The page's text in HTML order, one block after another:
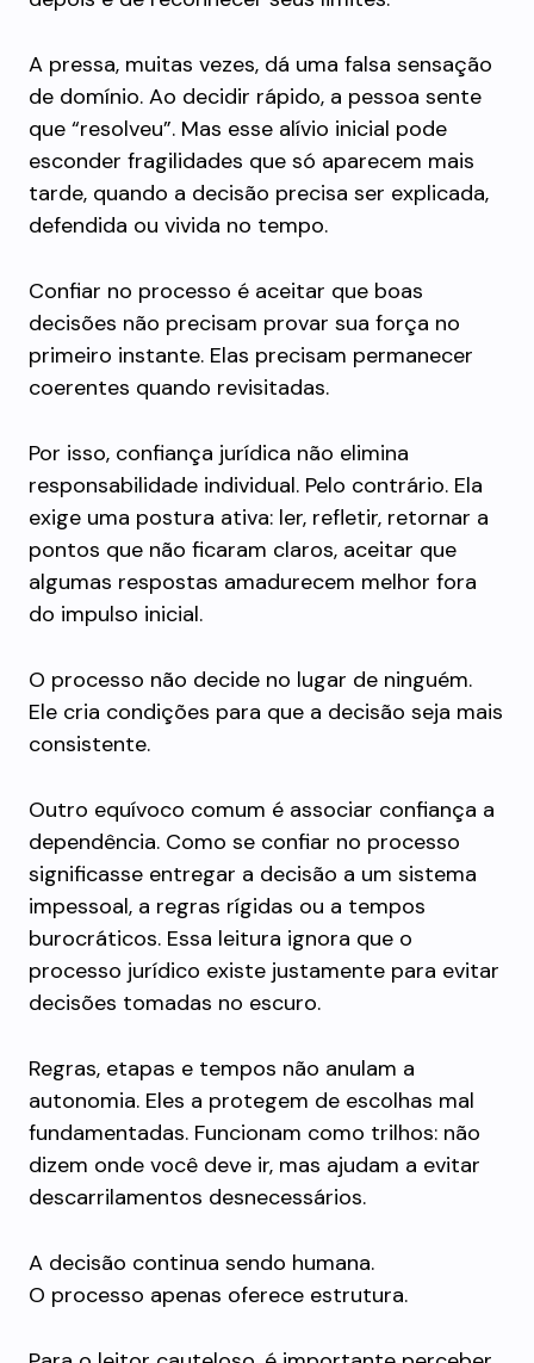
A pressa, muitas vezes, dá uma falsa sensação
de domínio. Ao decidir rápido, a pessoa sente
que “resolveu”. Mas esse alívio inicial pode
esconder fragilidades que só aparecem mais
tarde, quando a decisão precisa ser explicada,
defendida ou vivida no tempo.
Confiar no processo é aceitar que boas
decisões não precisam provar sua força no
primeiro instante. Elas precisam permanecer
coerentes quando revisitadas.
Por isso, confiança jurídica não elimina
responsabilidade individual. Pelo contrário. Ela
exige uma postura ativa: ler, refletir, retornar a
pontos que não ficaram claros, aceitar que
algumas respostas amadurecem melhor fora
do impulso inicial.
O processo não decide no lugar de ninguém.
Ele cria condições para que a decisão seja mais
consistente.
Outro equívoco comum é associar confiança a
dependência. Como se confiar no processo
significasse entregar a decisão a um sistema
impessoal, a regras rígidas ou a tempos
burocráticos. Essa leitura ignora que o
processo jurídico existe justamente para evitar
decisões tomadas no escuro.
Regras, etapas e tempos não anulam a
autonomia. Eles a protegem de escolhas mal
fundamentadas. Funcionam como trilhos: não
dizem onde você deve ir, mas ajudam a evitar
descarrilamentos desnecessários.
A decisão continua sendo humana.
O processo apenas oferece estrutura.